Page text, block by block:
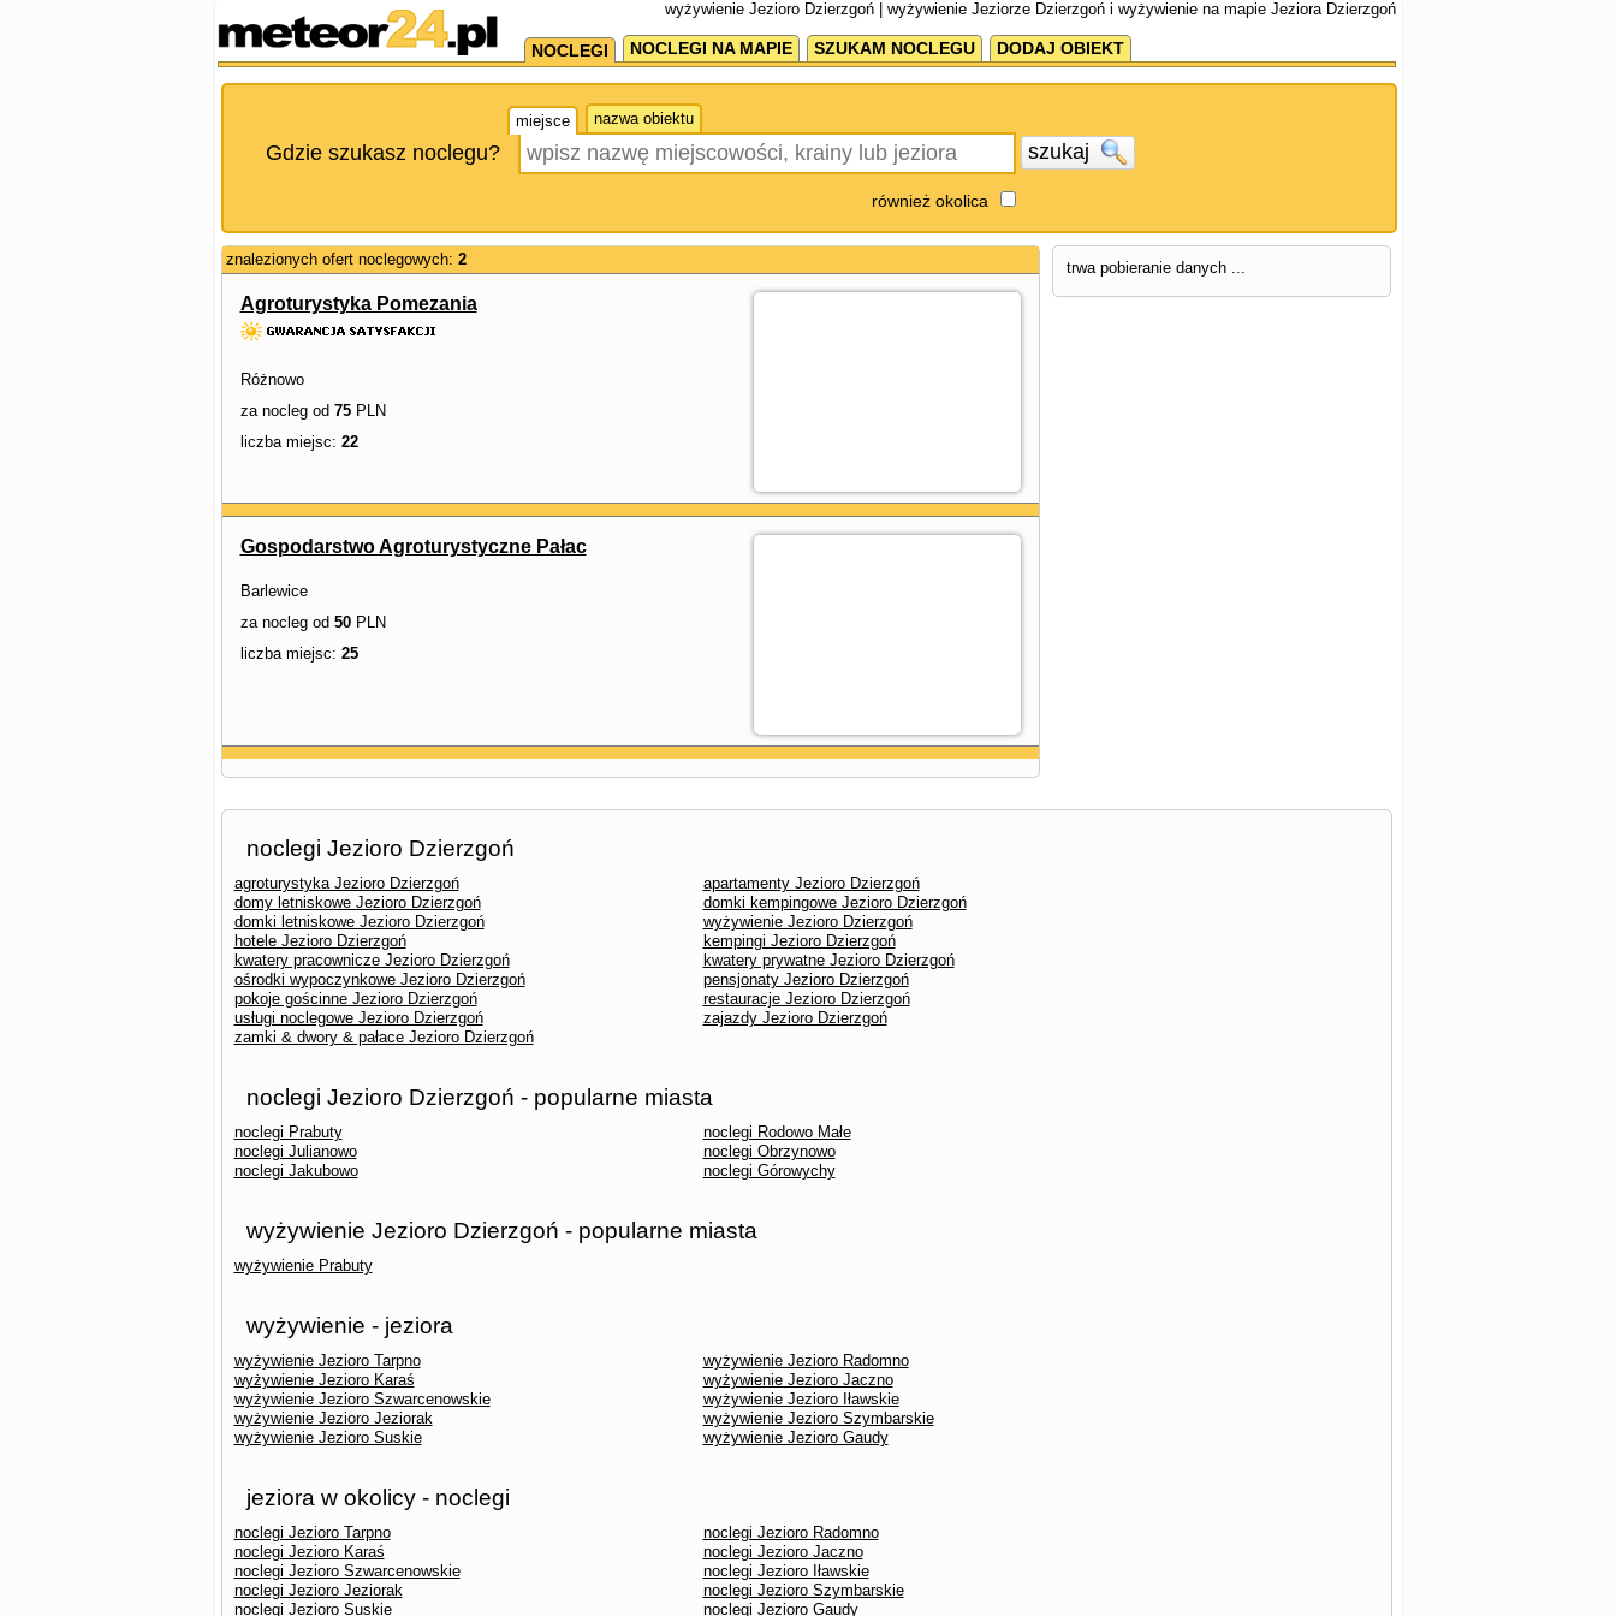
wyżywienie Jezioro Dzierzgoń | wyżywienie Jeziorze Dzierzgoń i wyżywienie na mapie Jeziora Dzierzgoń
NOCLEGI NOCLEGI NA MAPIE SZUKAM NOCLEGU DODAJ OBIEKT
miejsce nazwa obiektu
Gdzie szukasz noclegu? szukaj
również okolica
znalezionych ofert noclegowych: 2
Agroturystyka Pomezania
Różnowo
za nocleg od 75PLN
liczba miejsc: 22
Gospodarstwo Agroturystyczne Pałac
Barlewice
za nocleg od 50PLN
liczba miejsc: 25
trwa pobieranie danych ...
noclegi Jezioro Dzierzgoń
agroturystyka Jezioro Dzierzgoń
apartamenty Jezioro Dzierzgoń
domy letniskowe Jezioro Dzierzgoń
domki kempingowe Jezioro Dzierzgoń
domki letniskowe Jezioro Dzierzgoń
wyżywienie Jezioro Dzierzgoń
hotele Jezioro Dzierzgoń
kempingi Jezioro Dzierzgoń
kwatery pracownicze Jezioro Dzierzgoń
kwatery prywatne Jezioro Dzierzgoń
ośrodki wypoczynkowe Jezioro Dzierzgoń
pensjonaty Jezioro Dzierzgoń
pokoje gościnne Jezioro Dzierzgoń
restauracje Jezioro Dzierzgoń
usługi noclegowe Jezioro Dzierzgoń
zajazdy Jezioro Dzierzgoń
zamki & dwory & pałace Jezioro Dzierzgoń
noclegi Jezioro Dzierzgoń - popularne miasta
noclegi Prabuty
noclegi Rodowo Małe
noclegi Julianowo
noclegi Obrzynowo
noclegi Jakubowo
noclegi Górowychy
wyżywienie Jezioro Dzierzgoń - popularne miasta
wyżywienie Prabuty
wyżywienie - jeziora
wyżywienie Jezioro Tarpno
wyżywienie Jezioro Radomno
wyżywienie Jezioro Karaś
wyżywienie Jezioro Jaczno
wyżywienie Jezioro Szwarcenowskie
wyżywienie Jezioro Iławskie
wyżywienie Jezioro Jeziorak
wyżywienie Jezioro Szymbarskie
wyżywienie Jezioro Suskie
wyżywienie Jezioro Gaudy
jeziora w okolicy - noclegi
noclegi Jezioro Tarpno
noclegi Jezioro Radomno
noclegi Jezioro Karaś
noclegi Jezioro Jaczno
noclegi Jezioro Szwarcenowskie
noclegi Jezioro Iławskie
noclegi Jezioro Jeziorak
noclegi Jezioro Szymbarskie
noclegi Jezioro Suskie
noclegi Jezioro Gaudy